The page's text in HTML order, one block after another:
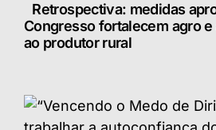
Retrospectiva: medidas
Congresso fortalecem agro
ao produtor rural